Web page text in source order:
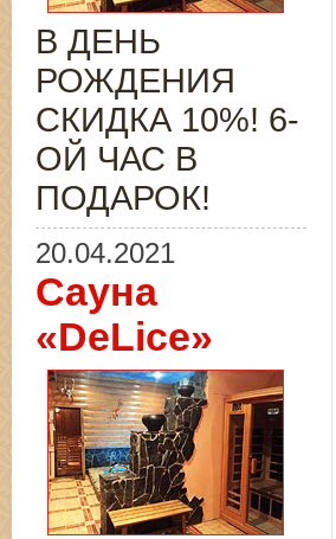
В ДЕНЬ
РОЖДЕНИЯ
СКИДКА 10%! 6-
ОЙ ЧАС В
ПОДАРОК!
20.04.2021
Сауна
«DeLice»